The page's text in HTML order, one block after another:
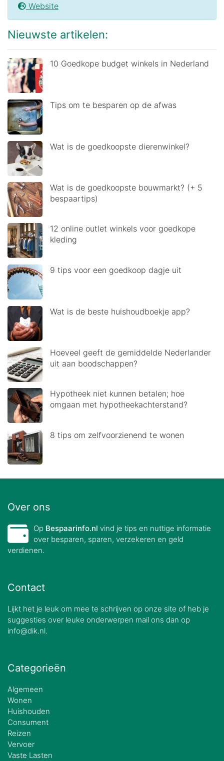
Website
Nieuwste artikelen:
10 Goedkope budget winkels in Nederland
Tips om te besparen op de afwas
Wat is de goedkoopste dierenwinkel?
Wat is de goedkoopste bouwmarkt? (+ 5
bespaartips)
12 online outlet winkels voor goedkope
kleding
9 tips voor een goedkoop dagje uit
Wat is de beste huishoudboekje app?
Hoeveel geeft de gemiddelde Nederlander
uit aan boodschappen?
Hypotheek niet kunnen betalen; hoe
omgaan met hypotheekachterstand?
8 tips om zelfvoorzienend te wonen
Over ons
Op Bespaarinfo.nl vind je tips en nuttige informatie
over besparen, sparen, verzekeren en geld
verdienen.
Contact
Lijkt het je leuk om mee te schrijven op onze site of heb je
suggesties over leuke onderwerpen mail ons dan op
info@dik.nl.
Categorieën
Algemeen
Wonen
Huishouden
Consument
Reizen
Vervoer
Vaste Lasten